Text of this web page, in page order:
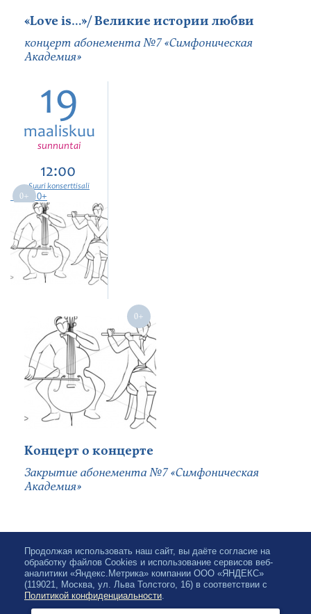
«Love is…»/ Великие истории любви
концерт абонемента №7 «Симфоническая
Академия»
19
maaliskuu
sunnuntai
12:00
Suuri konserttisali
0+
Концерт о концерте
Закрытие абонемента №7 «Симфоническая
Академия»
Продолжая использовать наш сайт, вы даёте согласие на
обработку файлов Cookies и использование сервисов веб-
аналитики «Яндекс.Метрика» компании ООО «ЯНДЕКС»
(119021, Москва, ул. Льва Толстого, 16) в соответствии с
Политикой конфиденциальности.